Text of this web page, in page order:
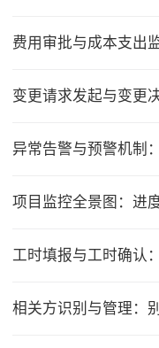
费用审批与成本支出
异常告警与预警机制
相关方识别与管理：